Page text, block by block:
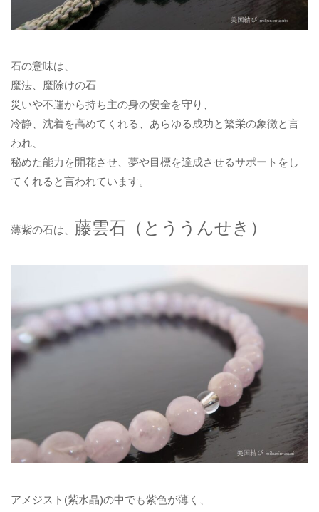
石の意味は、
魔法、魔除けの石
災いや不運から持ち主の身の安全を守り、
冷静、沈着を高めてくれる、あらゆる成功と繁栄の象徴と言
われ、
秘めた能力を開花させ、夢や目標を達成させるサポートをし
てくれると言われています。
薄紫の石は、 藤雲石（とううんせき）
アメジスト(紫水晶)の中でも紫色が薄く、